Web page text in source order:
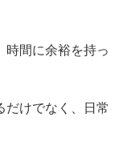
時間に余裕を持っ
だけでなく、日常